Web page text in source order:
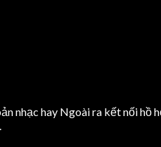
nhạc hay Ngoài ra kết nối hồ